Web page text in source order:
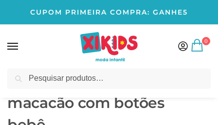
CUPOM PRIMEIRA COMPRA: GANHE5
0
Início Produtos marcados com a tag “macacão com botões bebê”
macacão com botões